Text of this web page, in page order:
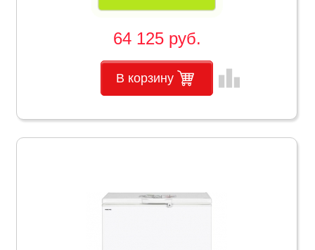
64 125 руб.
В корзину leaderboard